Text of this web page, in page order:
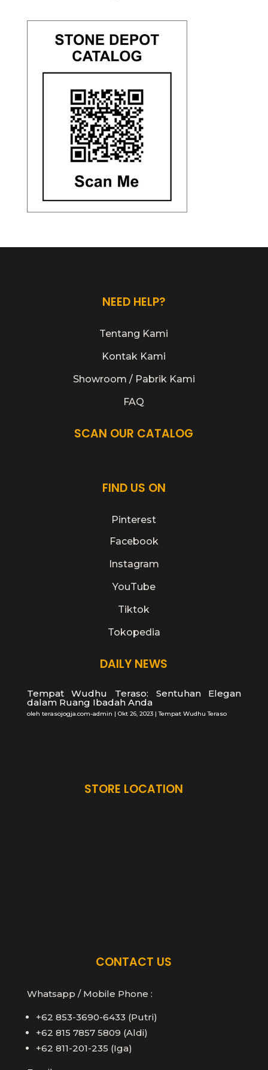
NEED HELP?
Tentang Kami
Kontak Kami
Showroom / Pabrik Kami
FAQ
SCAN OUR CATALOG
FIND US ON
Pinterest
Facebook
Instagram
YouTube
Tiktok
Tokopedia
DAILY NEWS
Tempat Wudhu Teraso: Sentuhan Elegan
dalam Ruang Ibadah Anda
oleh terasojogja.com-admin | Okt 26, 2023|Tempat Wudhu Teraso
STORE LOCATION
CONTACT US
Whatsapp / Mobile Phone :
+62 853-3690-6433 (Putri)
+62 815 7857 5809 (Aldi)
+62 811-201-235 (Iga)